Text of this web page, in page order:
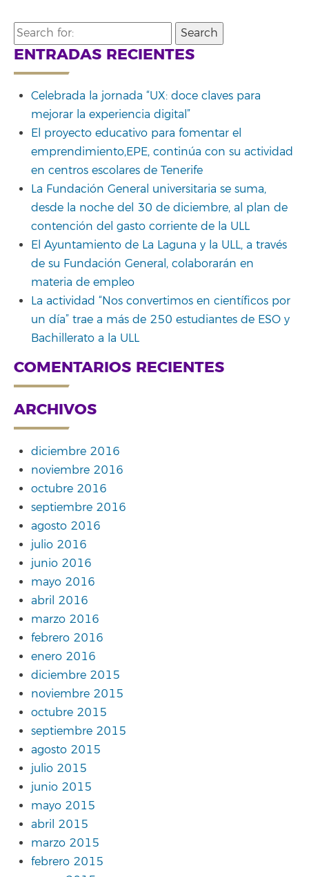
Search
for:
ENTRADAS RECIENTES
Celebrada la jornada “UX: doce claves para
mejorar la experiencia digital”
El proyecto educativo para fomentar el
emprendimiento,EPE, continúa con su actividad
en centros escolares de Tenerife
La Fundación General universitaria se suma,
desde la noche del 30 de diciembre, al plan de
contención del gasto corriente de la ULL
El Ayuntamiento de La Laguna y la ULL, a través
de su Fundación General, colaborarán en
materia de empleo
La actividad “Nos convertimos en científicos por
un día” trae a más de 250 estudiantes de ESO y
Bachillerato a la ULL
COMENTARIOS RECIENTES
ARCHIVOS
diciembre 2016
noviembre 2016
octubre 2016
septiembre 2016
agosto 2016
julio 2016
junio 2016
mayo 2016
abril 2016
marzo 2016
febrero 2016
enero 2016
diciembre 2015
noviembre 2015
octubre 2015
septiembre 2015
agosto 2015
julio 2015
junio 2015
mayo 2015
abril 2015
marzo 2015
febrero 2015